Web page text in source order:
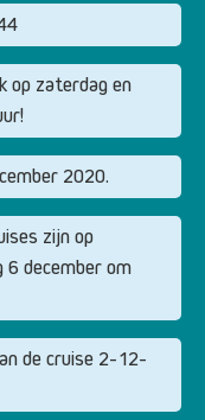
op zaterdag en
2020.
zijn op
6 december om
de cruise 2-12-